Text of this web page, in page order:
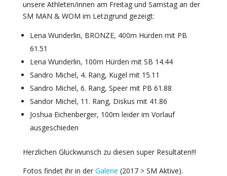
unsere Athleten/innen am Freitag und Samstag an der
SM MAN & WOM im Letzigrund gezeigt:
Lena Wunderlin, BRONZE, 400m Hürden mit PB
61.51
Lena Wunderlin, 100m Hürden mit SB 14.44
Sandro Michel, 4. Rang, Kugel mit 15.11
Sandro Michel, 6. Rang, Speer mit PB 61.88
Sandor Michel, 11. Rang, Diskus mit 41.86
Joshua Eichenberger, 100m leider im Vorlauf
ausgeschieden
Herzlichen Glückwunsch zu diesen super Resultaten!!!
Fotos findet ihr in der Galerie (2017 > SM Aktive).